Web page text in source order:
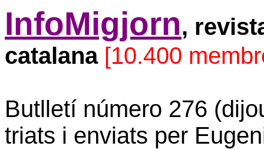
InfoMigjorn,
catalana [10.400
Butlletí número 276
triats i enviats per